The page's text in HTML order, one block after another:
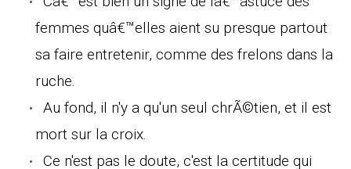
femmes quâ€™elles aient su presque partout
sa faire entretenir, comme des frelons dans la
ruche.
Au fond, il n'y a qu'un seul chrÃ©tien, et il est
mort sur la croix.
Ce n'est pas le doute, c'est la certitude qui